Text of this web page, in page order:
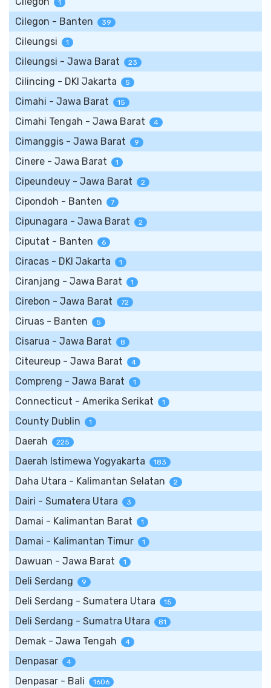
1
Cilegon - Banten 39
Cileungsi 1
Cileungsi - Jawa Barat 23
Cilincing - DKI Jakarta 5
Cimahi - Jawa Barat 15
Cimahi Tengah - Jawa Barat 4
Cimanggis - Jawa Barat 9
Cinere - Jawa Barat 1
Cipeundeuy - Jawa Barat 2
Cipondoh - Banten 7
Cipunagara - Jawa Barat 2
Ciputat - Banten 6
Ciracas - DKI Jakarta 1
Ciranjang - Jawa Barat 1
Cirebon - Jawa Barat 72
Ciruas - Banten 5
Cisarua - Jawa Barat 8
Citeureup - Jawa Barat 4
Compreng - Jawa Barat 1
Connecticut - Amerika Serikat 1
County Dublin 1
Daerah 225
Daerah Istimewa Yogyakarta 183
Daha Utara - Kalimantan Selatan 2
Dairi - Sumatera Utara 3
Damai - Kalimantan Barat 1
Damai - Kalimantan Timur 1
Dawuan - Jawa Barat 1
Deli Serdang 9
Deli Serdang - Sumatera Utara 15
Deli Serdang - Sumatra Utara 81
Demak - Jawa Tengah 4
Denpasar 4
Denpasar - Bali 1606